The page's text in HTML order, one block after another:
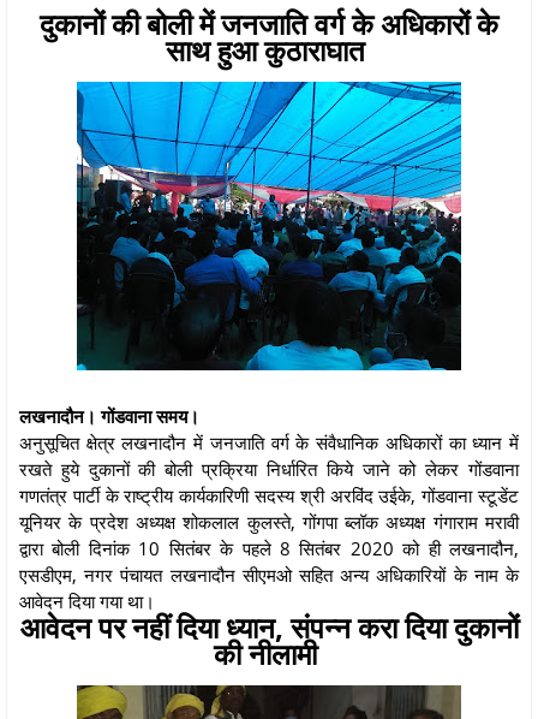
दुकानों की बोली में जनजाति वर्ग के अधिकारों के
साथ हुआ कुठाराघात
लखनादौन। गोंडवाना समय।
अनुसूचित क्षेत्र लखनादौन में जनजाति वर्ग के संवैधानिक अधिकारों का ध्यान में
रखते हुये दुकानों की बोली प्रक्रिया निर्धारित किये जाने को लेकर गोंडवाना
गणतंत्र पार्टी के राष्ट्रीय कार्यकारिणी सदस्य श्री अरविंद उईके, गोंडवाना स्टूडेंट
यूनियर के प्रदेश अध्यक्ष शोकलाल कुलस्ते, गोंगपा ब्लॉक अध्यक्ष गंगाराम मरावी
द्वारा बोली दिनांक 10 सितंबर के पहले 8 सितंबर 2020 को ही लखनादौन,
एसडीएम, नगर पंचायत लखनादौन सीएमओ सहित अन्य अधिकारियों के नाम के
आवेदन दिया गया था।
आवेदन पर नहीं दिया ध्यान, संपन्न करा दिया दुकानों
की नीलामी